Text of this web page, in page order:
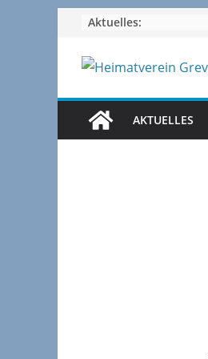
springen
Aktuelles:
AKTUELLES